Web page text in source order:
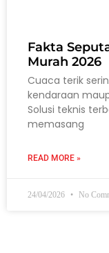
Fakta
Murah 2026
Cuaca terik
kendaraan
Solusi teknis
memasang
READ MORE »
24/04/2026 No